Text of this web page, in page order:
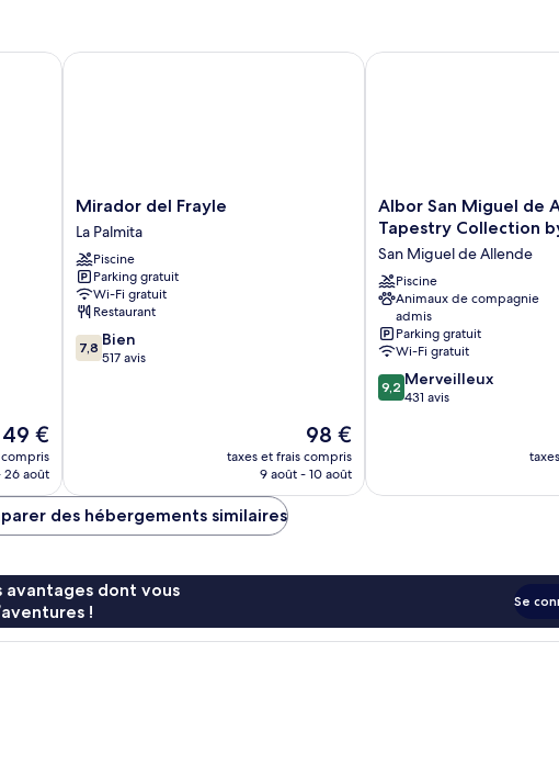
Le
nouveau
prix
de
49 €
49 €
26 août
Mirador
del
Frayle
La
Palmita
Mirador del Frayle
La Palmita
Piscine
Parking gratuit
Wi-Fi gratuit
Restaurant
7.8
sur
7,8 Bien
517 avis
Le
nouveau
prix
98 €
taxes et frais compris
9 août - 10 août
Mirador del Frayle
Albor
San
Miguel
de
Allende,
Tapestry
Collection
by
Hilton
San
Miguel
Albor San Miguel de
Tapestry Collection
San Miguel de Allende
Piscine
Animaux de compagnie
admis
Parking gratuit
Wi-Fi gratuit
9.2
sur
9,2 Merveilleux
431 avis
Albor San Miguel de
des hébergements similaires
dont vous
!
Se